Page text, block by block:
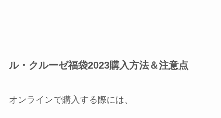
ル・クルーゼ福袋2023購入方法＆注意点
オンラインで購入する際には、